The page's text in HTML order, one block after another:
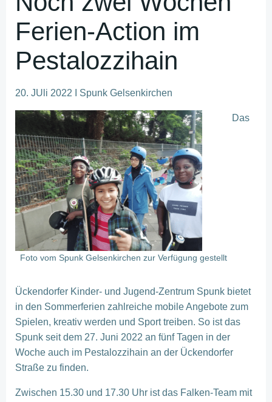
Ferien-Action im
Pestalozzihain
20. JUli 2022 I Spunk Gelsenkirchen
Foto vom Spunk Gelsenkirchen zur Verfügung gestellt
Das
Ückendorfer Kinder- und Jugend-Zentrum Spunk bietet
in den Sommerferien zahlreiche mobile Angebote zum
Spielen, kreativ werden und Sport treiben. So ist das
Spunk seit dem 27. Juni 2022 an fünf Tagen in der
Woche auch im Pestalozzihain an der Ückendorfer
Straße zu finden.
Zwischen 15.30 und 17.30 Uhr ist das Falken-Team mit